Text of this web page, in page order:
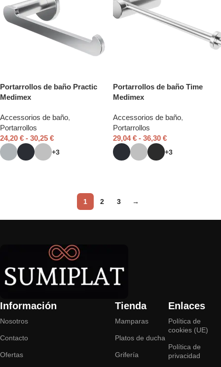
Portarrollos de baño Practic
Medimex
Accessorios de baño,
Portarrollos
24,20 € - 30,25 €
+3
Portarrollos de baño Time
Medimex
Accessorios de baño,
Portarrollos
29,04€ - 36,30 €
+3
1 2 3 →
Información
Nosotros
Contacto
Ofertas
Tienda
Mamparas
Platos de ducha
Grifería
Enlaces
Política de
cookies (UE)
Política de
privacidad